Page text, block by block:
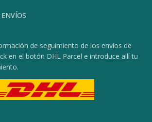
de seguimiento de los envíos de
en el botón DHL Parcel e introduce allí tu